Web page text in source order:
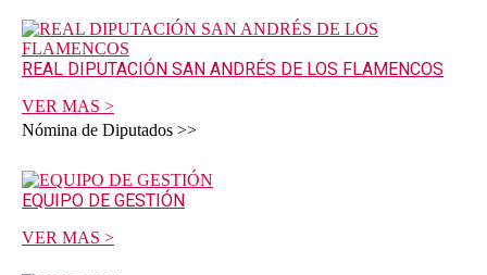
REAL DIPUTACIÓN SAN ANDRÉS DE LOS FLAMENCOS
VER MAS >
Nómina de Diputados >>
EQUIPO DE GESTIÓN
VER MAS >